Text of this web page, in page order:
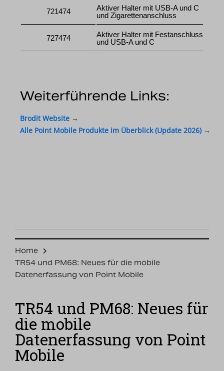
721474
Aktiver Halter mit USB-A und C
und Zigarettenanschluss
727474
Aktiver Halter mit Festanschluss
und USB-A und C
Weiterführende Links:
Brodit Website →
Alle Point Mobile Produkte im Überblick (Update 2026) →
Home
TR54 und PM68: Neues für die mobile
Datenerfassung von Point Mobile
TR54 und PM68: Neues für
die mobile
Datenerfassung von Point
Mobile